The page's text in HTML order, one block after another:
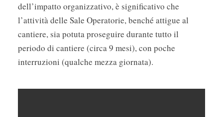
dell’impatto organizzativo, è significativo che
l’attività delle Sale Operatorie, benché attigue al
cantiere, sia potuta proseguire durante tutto il
periodo di cantiere (circa 9 mesi), con poche
interruzioni (qualche mezza giornata).